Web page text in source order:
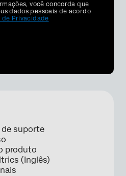
você concorda que
dados pessoais de acordo
de Privacidade
de suporte
produto
(Inglês)